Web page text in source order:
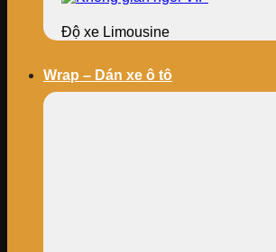
Độ xe Limousine
Wrap – Dán xe ô tô